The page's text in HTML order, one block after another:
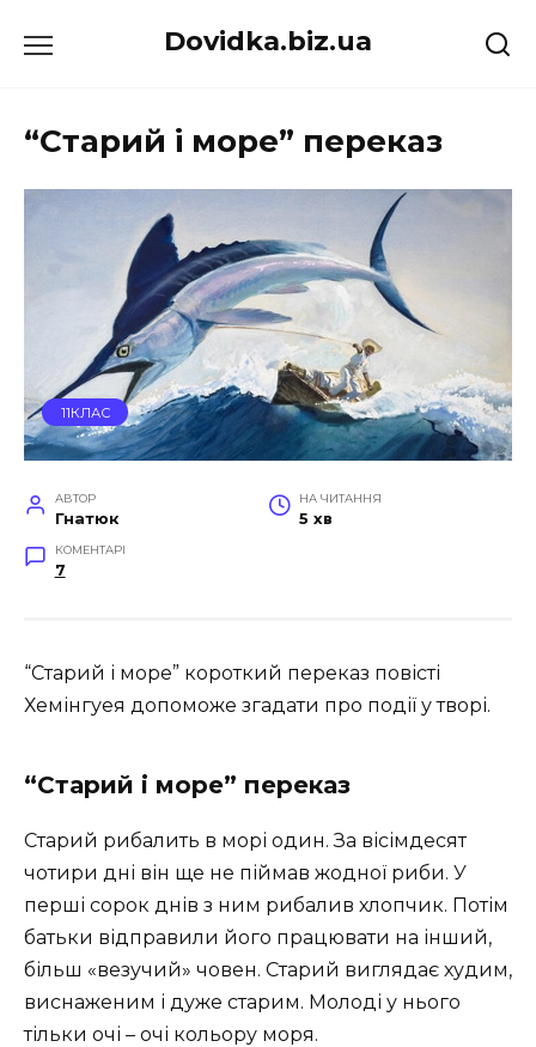
до
Dovidka.biz.ua
“Старий і море” переказ
11КЛАС
АВТОР
Гнатюк
НА ЧИТАННЯ
5 хв
КОМЕНТАРІ
7
“Старий і море” короткий переказ повісті
Хемінгуея допоможе згадати про події у творі.
“Старий і море” переказ
Старий рибалить в морі один. За вісімдесят
чотири дні він ще не піймав жодної риби. У
перші сорок днів з ним рибалив хлопчик. Потім
батьки відправили його працювати на інший,
більш «везучий» човен. Старий виглядає худим,
виснаженим і дуже старим. Молоді у нього
тільки очі – очі кольору моря.